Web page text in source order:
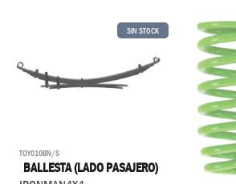
SIN STOCK
TOY010BN/S
BALLESTA (LADO PASAJERO)